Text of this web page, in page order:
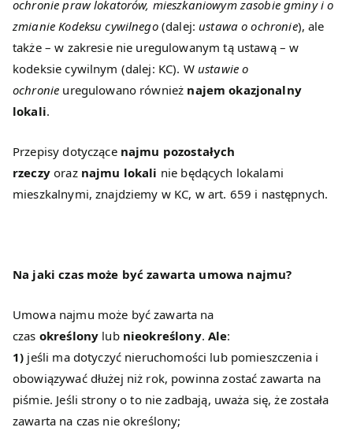
odwoł
ania,
formul
arze.
ochronie praw lokatorów, mieszkaniowym zasobie gminy i o
zmianie Kodeksu cywilnego (dalej: ustawa o ochronie), ale
także – w zakresie nie uregulowanym tą ustawą – w
kodeksie cywilnym (dalej: KC). W ustawie o
ochronie uregulowano również najem okazjonalny
lokali.
Przepisy dotyczące najmu pozostałych
rzeczyoraz najmu lokali nie będących lokalami
mieszkalnymi, znajdziemy w KC, w art. 659 i następnych.
Na jaki czas może być zawarta umowa najmu?
Umowa najmu może być zawarta na
czas określony lub nieokreślony. Ale:
1) jeśli ma dotyczyć nieruchomości lub pomieszczenia i
obowiązywać dłużej niż rok, powinna zostać zawarta na
piśmie. Jeśli strony o to nie zadbają, uważa się, że została
zawarta na czas nie określony;